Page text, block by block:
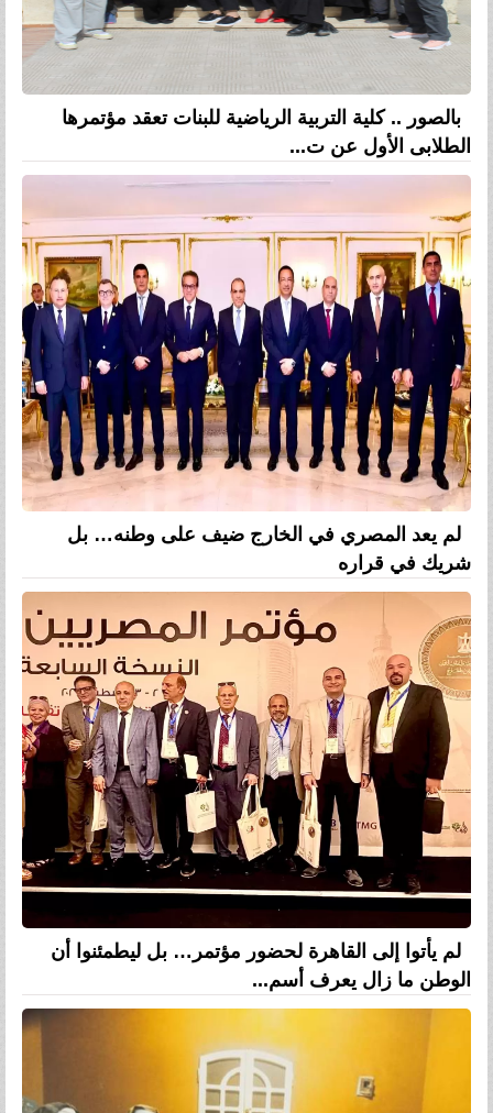
بالصور .. كلية التربية الرياضية للبنات تعقد مؤتمرها
الطلابى الأول عن ت...
لم يعد المصري في الخارج ضيف على وطنه… بل
شريك في قراره
لم يأتوا إلى القاهرة لحضور مؤتمر… بل ليطمئنوا أن
الوطن ما زال يعرف أسم...